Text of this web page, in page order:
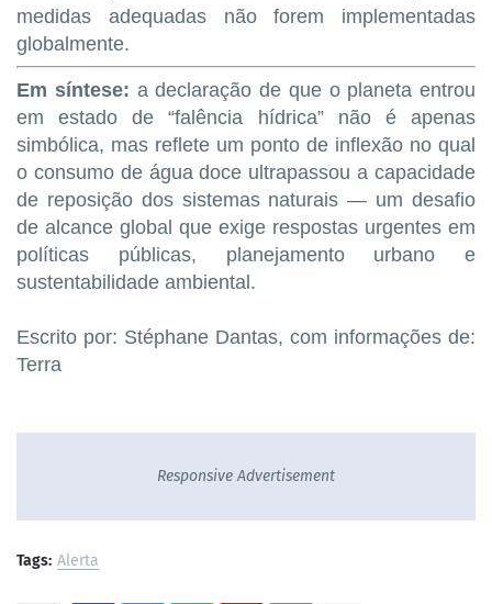
medidas adequadas não forem implementadas
globalmente.
Em síntese: a declaração de que o planeta entrou
em estado de “falência hídrica” não é apenas
simbólica, mas reflete um ponto de inflexão no qual
o consumo de água doce ultrapassou a capacidade
de reposição dos sistemas naturais — um desafio
de alcance global que exige respostas urgentes em
políticas públicas, planejamento urbano e
sustentabilidade ambiental.
Escrito por: Stéphane Dantas, com informações de:
Terra
Responsive Advertisement
Tags: Alerta